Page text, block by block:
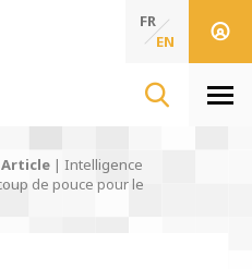
de l'Information & de
des Sciences de
FR
EN
Article | Intelligence
de pouce pour le